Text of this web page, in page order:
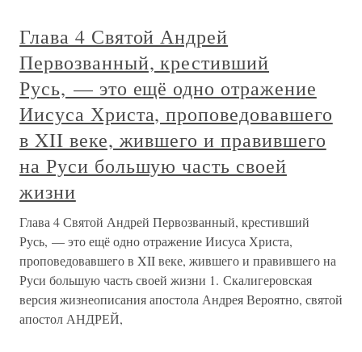
Глава 4 Святой Андрей
Первозванный, крестивший
Русь, — это ещё одно отражение
Иисуса Христа, проповедовавшего
в XII веке, жившего и правившего
на Руси большую часть своей
жизни
Глава 4 Святой Андрей Первозванный, крестивший
Русь, — это ещё одно отражение Иисуса Христа,
проповедовавшего в XII веке, жившего и правившего на
Руси большую часть своей жизни 1. Скалигеровская
версия жизнеописания апостола Андрея Вероятно, святой
апостол АНДРЕЙ,